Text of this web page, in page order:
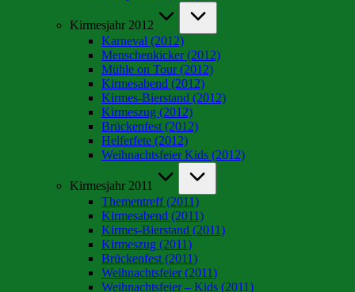
Kirmesjahr 2012
Karneval (2012)
Menschenkicker (2012)
Mühle on Tour (2012)
Kirmesabend (2012)
Kirmes-Bierstand (2012)
Kirmeszug (2012)
Brückenfest (2012)
Helferfete (2012)
Weihnachtsfeier Kids (2012)
Kirmesjahr 2011
Thementreff (2011)
Kirmesabend (2011)
Kirmes-Bierstand (2011)
Kirmeszug (2011)
Brückenfest (2011)
Weihnachtsfeier (2011)
Weihnachtsfeier – Kids (2011)